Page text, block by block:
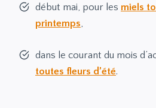
début mai, pour les miels
printemps,
dans le courant du mois
toutes fleurs d’été.